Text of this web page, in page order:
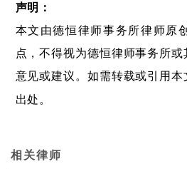
声明：
本文由德恒律师事务所律师原
点，不得视为德恒律师事务所
意见或建议。如需转载或引用
出处。
相关律师